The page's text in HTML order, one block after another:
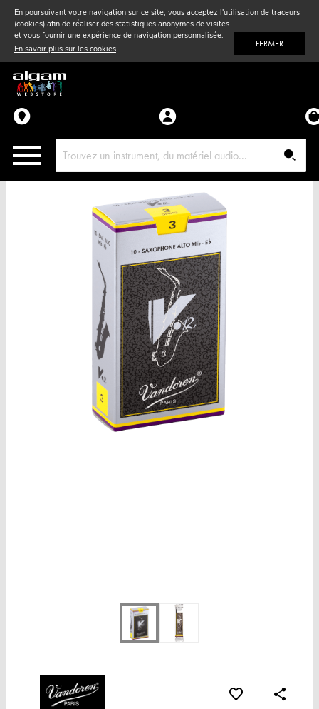
En poursuivant votre navigation sur ce site, vous acceptez l'utilisation de traceurs
(cookies) afin de réaliser des statistiques anonymes de visites
et vous fournir une expérience de navigation personnalisée.
En savoir plus sur les cookies. FERMER
Vent& Violon
Accessoires
Pièces détachées